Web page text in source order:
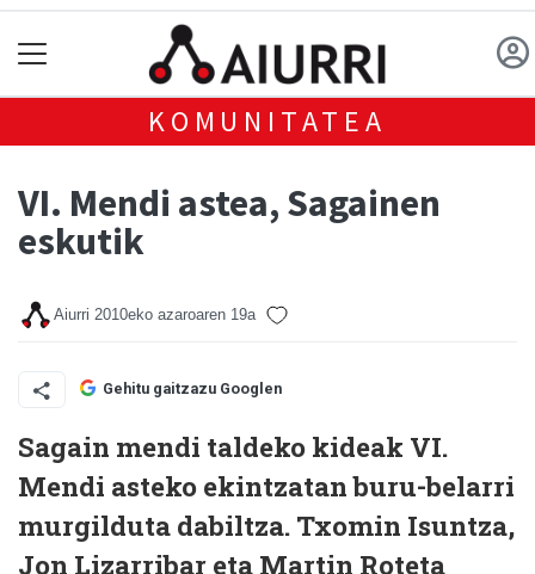
KOMUNITATEA
VI. Mendi astea, Sagainen
eskutik
Aiurri 2010eko azaroaren 19a
Gehitu gaitzazu Googlen
Sagain mendi taldeko kideak VI.
Mendi asteko ekintzatan buru-belarri
murgilduta dabiltza. Txomin Isuntza,
Jon Lizarribar eta Martin Roteta